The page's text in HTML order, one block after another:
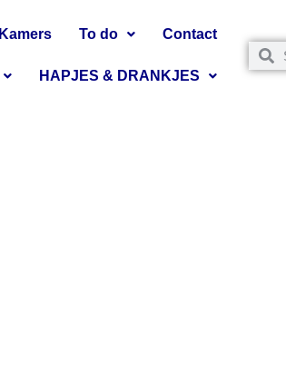
Kamers To do Contact
HAPJES & DRANKJES